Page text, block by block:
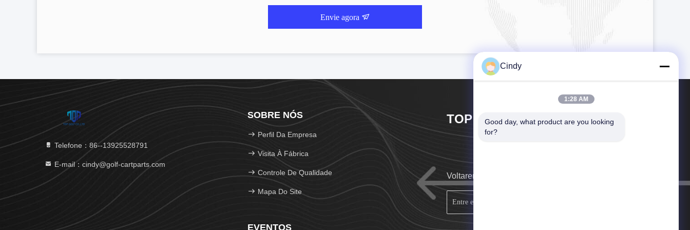
Envie agora
Telefone：86--13925528791
E-mail：cindy@golf-cartparts.com
SOBRE NÓS
Perfil Da Empresa
Visita À Fábrica
Controle De Qualidade
Mapa Do Site
EVENTOS
TOP GOLF CO.,LTD
Voltaremos a ligar-lhe o mais depressa possível.
Cindy
1:28 AM
Good day, what product are you looking
for?